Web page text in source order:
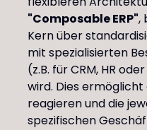
"Composable ERP",
Kern über
mit spezialisierten
(z.B. für CRM, HR
wird. Dies
reagieren und die
spezifischen